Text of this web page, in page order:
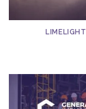
LIMELIGHT